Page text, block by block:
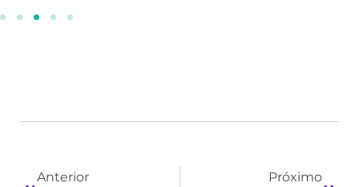
Anterior Próximo